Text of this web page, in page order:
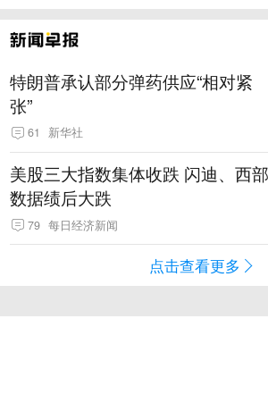
特朗普承认部分弹药供应“相对紧
张”
61 新华社
美股三大指数集体收跌 闪迪、西部
数据绩后大跌
79 每日经济新闻
点击查看更多